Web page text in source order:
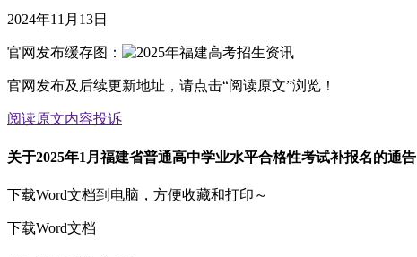
2024年11月13日
官网发布缓存图：
官网发布及后续更新地址，请点击“阅读原文”浏览！
阅读原文内容投诉
关于2025年1月福建省普通高中学业水平合格性考试补报名的通告
下载Word文档到电脑，方便收藏和打印～
下载Word文档